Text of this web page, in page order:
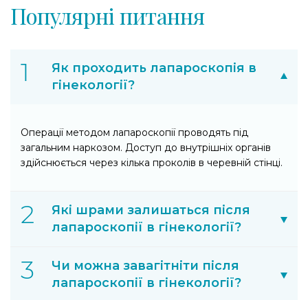
Популярні питання
Як проходить лапароскопія в
гінекології?
Операції методом лапароскопії проводять під
загальним наркозом. Доступ до внутрішніх органів
здійснюється через кілька проколів в черевній стінці.
Які шрами залишаться після
лапароскопії в гінекології?
Чи можна завагітніти після
лапароскопії в гінекології?